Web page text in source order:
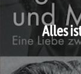
Alles